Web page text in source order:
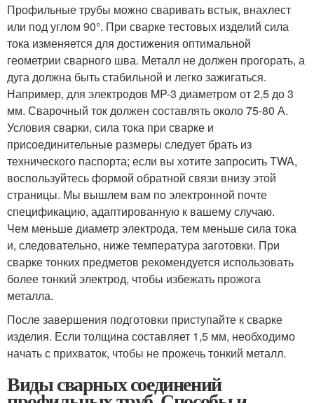
Профильные трубы можно сваривать встык, внахлест
или под углом 90°. При сварке тестовых изделий сила
тока изменяется для достижения оптимальной
геометрии сварного шва. Металл не должен прогорать, а
дуга должна быть стабильной и легко зажигаться.
Например, для электродов MP-3 диаметром от 2,5 до 3
мм. Сварочный ток должен составлять около 75-80 А.
Условия сварки, сила тока при сварке и
присоединительные размеры следует брать из
технического паспорта; если вы хотите запросить TWA,
воспользуйтесь формой обратной связи внизу этой
страницы. Мы вышлем вам по электронной почте
спецификацию, адаптированную к вашему случаю.
Чем меньше диаметр электрода, тем меньше сила тока
и, следовательно, ниже температура заготовки. При
сварке тонких предметов рекомендуется использовать
более тонкий электрод, чтобы избежать прожога
металла.
После завершения подготовки приступайте к сварке
изделия. Если толщина составляет 1,5 мм, необходимо
начать с прихваток, чтобы не прожечь тонкий металл.
Виды сварных соединений